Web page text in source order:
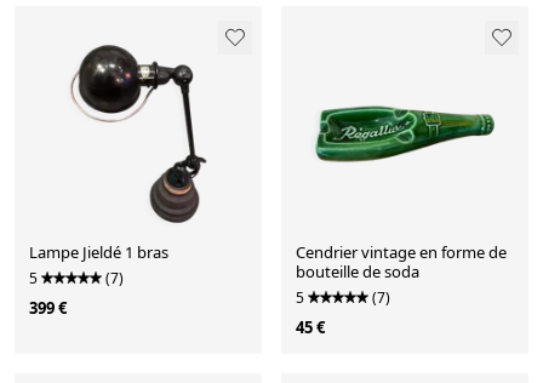
Lampe Jieldé 1 bras
5 (7)
399 €
Cendrier vintage en forme de
bouteille de soda
5 (7)
45 €